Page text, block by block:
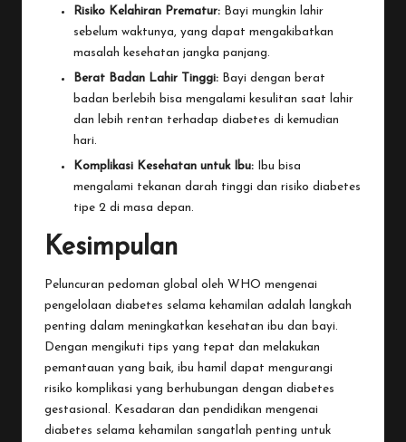
Risiko Kelahiran Prematur: Bayi mungkin lahir
sebelum waktunya, yang dapat mengakibatkan
masalah kesehatan jangka panjang.
Berat Badan Lahir Tinggi: Bayi dengan berat
badan berlebih bisa mengalami kesulitan saat lahir
dan lebih rentan terhadap diabetes di kemudian
hari.
Komplikasi Kesehatan untuk Ibu: Ibu bisa
mengalami tekanan darah tinggi dan risiko diabetes
tipe 2 di masa depan.
Kesimpulan
Peluncuran pedoman global oleh WHO mengenai
pengelolaan diabetes selama kehamilan adalah langkah
penting dalam meningkatkan kesehatan ibu dan bayi.
Dengan mengikuti tips yang tepat dan melakukan
pemantauan yang baik, ibu hamil dapat mengurangi
risiko komplikasi yang berhubungan dengan diabetes
gestasional. Kesadaran dan pendidikan mengenai
diabetes selama kehamilan sangatlah penting untuk